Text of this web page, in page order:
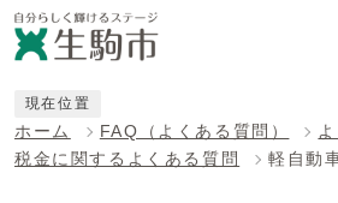
現在位置
ホーム FAQ（よくある質問）
税金に関するよくある質問
軽自動